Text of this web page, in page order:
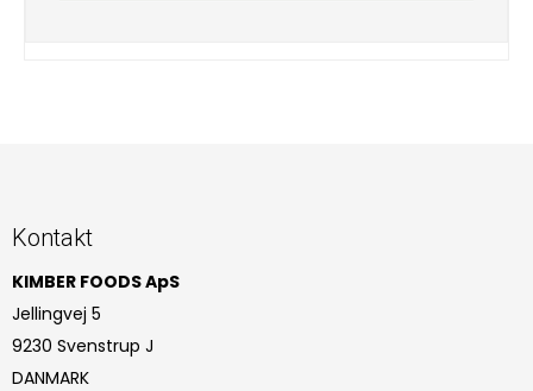
Kontakt
KIMBER FOODS ApS
Jellingvej 5
9230 Svenstrup J
DANMARK